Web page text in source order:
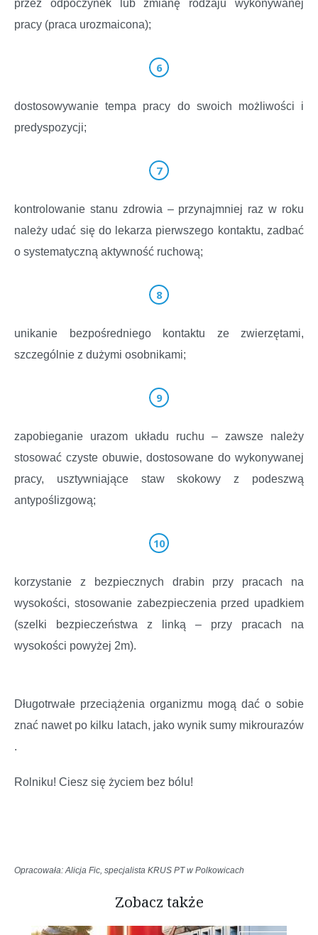
przez odpoczynek lub zmianę rodzaju wykonywanej
pracy (praca urozmaicona);
dostosowywanie tempa pracy do swoich możliwości i
predyspozycji;
kontrolowanie stanu zdrowia – przynajmniej raz w roku
należy udać się do lekarza pierwszego kontaktu, zadbać
o systematyczną aktywność ruchową;
unikanie bezpośredniego kontaktu ze zwierzętami,
szczególnie z dużymi osobnikami;
zapobieganie urazom układu ruchu – zawsze należy
stosować czyste obuwie, dostosowane do wykonywanej
pracy, usztywniające staw skokowy z podeszwą
antypoślizgową;
korzystanie z bezpiecznych drabin przy pracach na
wysokości, stosowanie zabezpieczenia przed upadkiem
(szelki bezpieczeństwa z linką – przy pracach na
wysokości powyżej 2m).
Długotrwałe przeciążenia organizmu mogą dać o sobie
znać nawet po kilku latach, jako wynik sumy mikrourazów
.
Rolniku! Ciesz się życiem bez bólu!
Opracowała: Alicja Fic, specjalista KRUS PT w Polkowicach
Zobacz także